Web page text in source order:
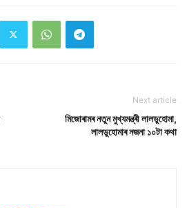
Next article
মিজোৰামৰ নতুন মুখ্যমন্ত্ৰী লালডুহোমা,
লালডুহোমাৰ নজনা ১০টা কথা